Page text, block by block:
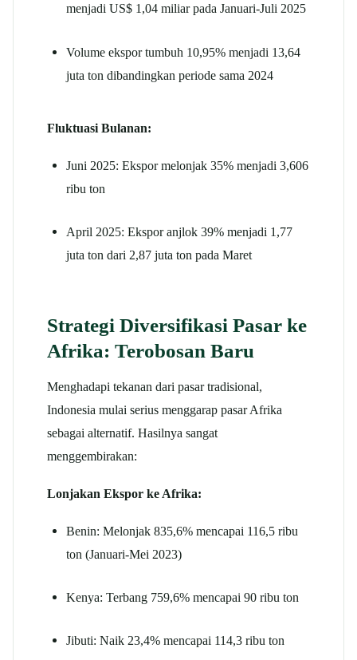
menjadi US$ 1,04 miliar pada Januari-Juli 2025
Volume ekspor tumbuh 10,95% menjadi 13,64
juta ton dibandingkan periode sama 2024
Fluktuasi Bulanan:
Juni 2025: Ekspor melonjak 35% menjadi 3,606
ribu ton
April 2025: Ekspor anjlok 39% menjadi 1,77
juta ton dari 2,87 juta ton pada Maret
Strategi Diversifikasi Pasar ke
Afrika: Terobosan Baru
Menghadapi tekanan dari pasar tradisional,
Indonesia mulai serius menggarap pasar Afrika
sebagai alternatif. Hasilnya sangat
menggembirakan:
Lonjakan Ekspor ke Afrika:
Benin: Melonjak 835,6% mencapai 116,5 ribu
ton (Januari-Mei 2023)
Kenya: Terbang 759,6% mencapai 90 ribu ton
Jibuti: Naik 23,4% mencapai 114,3 ribu ton